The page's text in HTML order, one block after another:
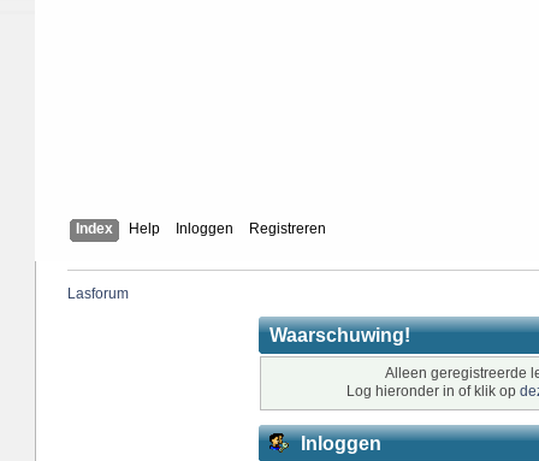
Index Help Inloggen Registreren
Lasforum
Waarschuwing!
Alleen geregistreerde
Log hieronder in of klik op
Inloggen